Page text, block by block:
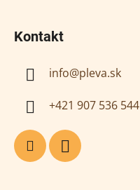
Kontakt
info@pleva.sk
+421 907 536 544